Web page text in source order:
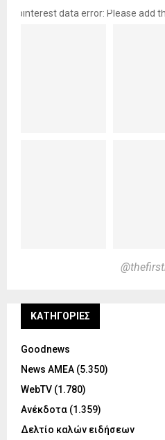
pinterest data error: Please add
KΑΤΗΓΟΡΊΕΣ
Goodnews
News ΑΜΕΑ (5.350)
WebTV (1.780)
Ανέκδοτα (1.359)
Δελτίο καλών ειδήσεων